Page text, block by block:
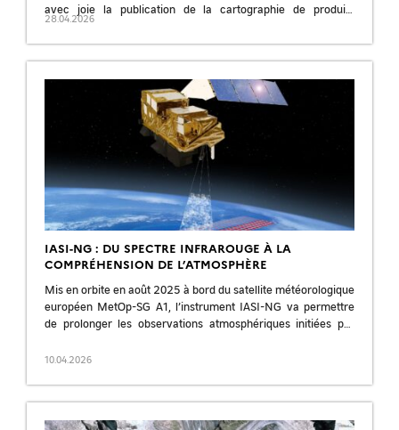
avec joie la publication de la cartographie de produits
biophysiques de la végétation […]
28.04.2026
IASI-NG : DU SPECTRE INFRAROUGE À LA
COMPRÉHENSION DE L’ATMOSPHÈRE
Mis en orbite en août 2025 à bord du satellite météorologique
européen MetOp-SG A1, l’instrument IASI-NG va permettre
de prolonger les observations atmosphériques initiées par
10.04.2026